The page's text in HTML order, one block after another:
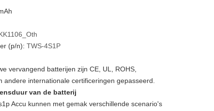
(p/n):TWS-4S1P
vervangend batterijen zijn CE, UL, ROHS,
andere internationale certificeringen gepasseerd.
van de batterij
Accu kunnen met gemak verschillende scenario's